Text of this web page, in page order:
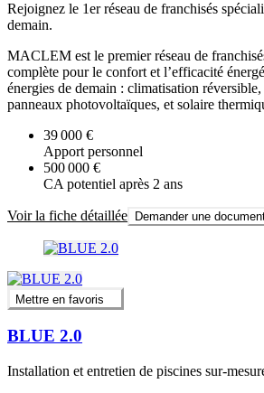
Rejoignez le 1er réseau de franchisés
demain.
MACLEM est le premier réseau de
complète pour le confort et l’efficacité
énergies de demain : climatisation
panneaux photovoltaïques, et solaire
39 000 €
Apport personnel
500 000 €
CA potentiel après 2 ans
Voir la fiche détaillée Demander une
Mettre en favoris
BLUE 2.0
Installation et entretien de piscines sur-